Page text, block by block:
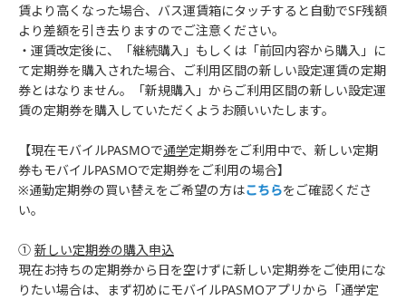
賃より高くなった場合、バス運賃箱にタッチすると自動でSF残額
より差額を引き去りますのでご注意ください。
・運賃改定後に、「継続購入」もしくは「前回内容から購入」に
て定期券を購入された場合、ご利用区間の新しい設定運賃の定期
券とはなりません。「新規購入」からご利用区間の新しい設定運
賃の定期券を購入していただくようお願いいたします。
【現在モバイルPASMOで通学定期券をご利用中で、新しい定期
券もモバイルPASMOで定期券をご利用の場合】
※通勤定期券の買い替えをご希望の方はこちらをご確認くださ
い。
① 新しい定期券の購入申込
現在お持ちの定期券から日を空けずに新しい定期券をご使用にな
りたい場合は、まず初めにモバイルPASMOアプリから「通学定